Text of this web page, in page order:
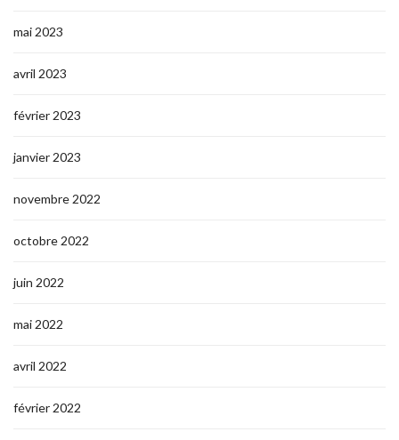
mai 2023
avril 2023
février 2023
janvier 2023
novembre 2022
octobre 2022
juin 2022
mai 2022
avril 2022
février 2022